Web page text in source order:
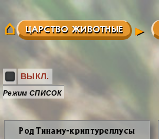
ЦАРСТВО ЖИВОТНЫЕ
ВЫКЛ.
Режим СПИСОК
Род Ти­на­му-крип­ту­рел­лу­сы